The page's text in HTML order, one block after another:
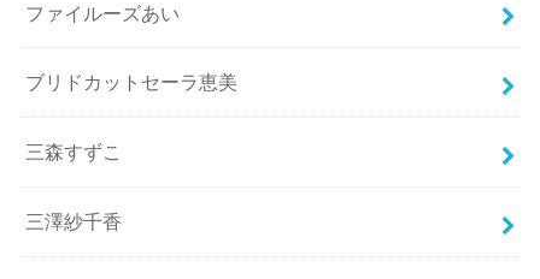
ファイルーズあい
ブリドカットセーラ恵美
三森すずこ
三澤紗千香